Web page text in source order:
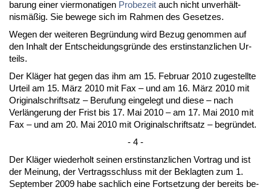
ba­rung ei­ner vier­mo­na­ti­gen Pro­be­zeit auch nicht un­verhält­
nismäßig. Sie be­we­ge sich im Rah­men des Ge­set­zes.
We­gen der wei­te­ren Be­gründung wird Be­zug ge­nom­men auf
den In­halt der Ent­schei­dungs­gründe des erst­in­stanz­li­chen Ur­
teils.
Der Kläger hat ge­gen das ihm am 15. Fe­bru­ar 2010 zu­ge­stell­te
Ur­teil am 15. März 2010 mit Fax – und am 16. März 2010 mit
Ori­gi­nal­schrift­satz – Be­ru­fung ein­ge­legt und die­se – nach
Verlänge­rung der Frist bis 17. Mai 2010 – am 17. Mai 2010 mit
Fax – und am 20. Mai 2010 mit Ori­gi­nal­schrift­satz – be­gründet.
- 4 -
Der Kläger wie­der­holt sei­nen erst­in­stanz­li­chen Vor­trag und ist
der Mei­nung, der Ver­trags­schluss mit der Be­klag­ten zum 1.
Sep­tem­ber 2009 ha­be sach­lich ei­ne Fort­set­zung der be­reits be­